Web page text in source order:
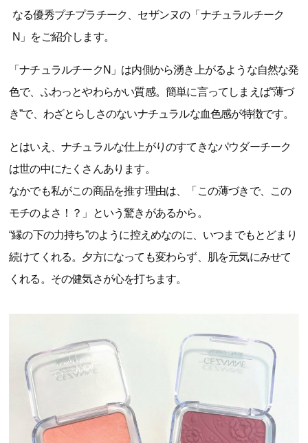
なる優秀プチプラチーク、セザンヌの「ナチュラルチーク
N」をご紹介します。
「ナチュラルチークN」は内側から湧き上がるような自然な発
色で、ふわっとやわらかい質感。簡単に言ってしまえば“薄づ
き”で、わざとらしさのないナチュラルな血色感が特徴です。
とはいえ、ナチュラルな仕上がりのすてきなパウダーチーク
は世の中にたくさんあります。
なかでも私がこの商品を推す理由は、「この薄づきで、この
モチのよさ！？」という驚きがあるから。
“縁の下の力持ち”のように控えめなのに、いつまでもとどまり
続けてくれる。夕方になっても変わらず、肌を元気にみせて
くれる。その健気さが心を打ちます。